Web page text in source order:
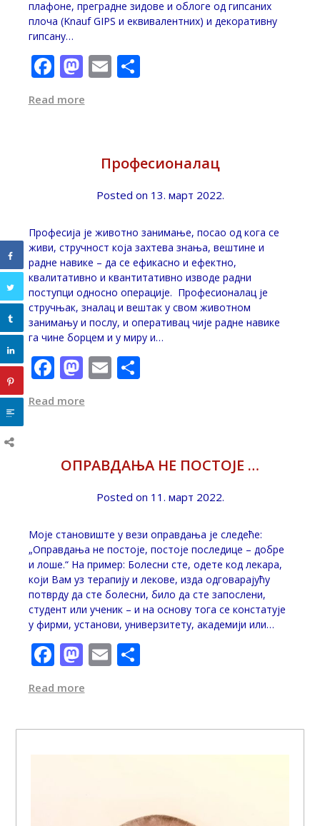
плафоне, преградне зидове и облоге од гипсаних
плоча (Knauf GIPS и еквивалентних) и декоративну
гипсану…
Facebook
Mastodon
EmailShare
Read more
Професионалац
Posted on 13. март 2022.
Професија је животно занимање, посао од кога се
живи, стручност која захтева знања, вештине и
радне навике – да се ефикасно и ефектно,
квалитативно и квантитативно изводе радни
поступци односно операције. Професионалац је
стручњак, зналац и вештак у свом животном
занимању и послу, и оперативац чије радне навике
га чине борцем и у миру и…
Facebook
Mastodon
EmailShare
Read more
ОПРАВДАЊА НЕ ПОСТОЈЕ …
Posted on 11. март 2022.
Моје становиште у вези оправдања је следеће:
„Оправдања не постоје, постоје последице – добре
и лоше.“ На пример: Болесни сте, одете код лекара,
који Вам уз терапију и лекове, изда одговарајућу
потврду да сте болесни, било да сте запослени,
студент или ученик – и на основу тога се констатује
у фирми, установи, универзитету, академији или…
Facebook
Mastodon
EmailShare
Read more